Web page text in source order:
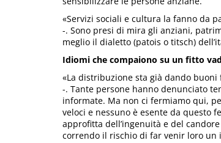
«Servizi sociali e cultura la fanno da
-. Sono presi di mira gli anziani,
meglio il dialetto (patois o titsch)
Idiomi che compaiono su un fitto
«La distribuzione sta già dando
-. Tante persone hanno denunciato
informate. Ma non ci fermiamo qui,
veloci e nessuno è esente da questo
approfitta dell’ingenuità e del
correndo il rischio di far venir loro un